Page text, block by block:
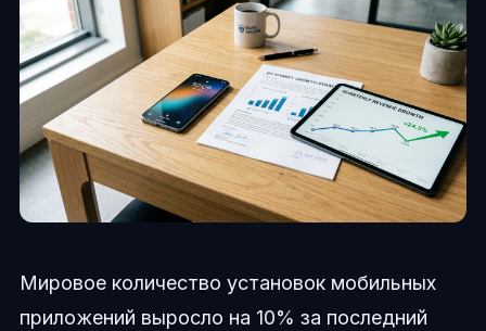
Мировое количество установок мобильных
приложений выросло на 10% за последний